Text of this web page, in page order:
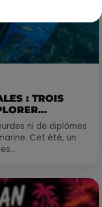
: TROIS
ni de diplômes
Cet été, un